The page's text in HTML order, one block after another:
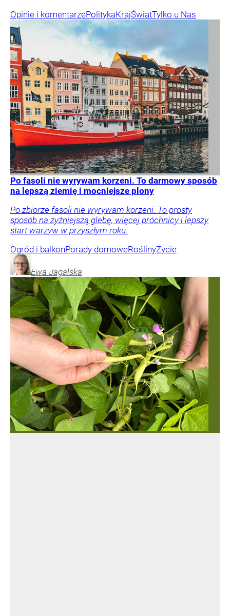
Opinie i komentarzePolitykaKrajŚwiatTylko u Nas
Po fasoli nie wyrywam korzeni. To darmowy sposób
na lepszą ziemię i mocniejsze plony
Po zbiorze fasoli nie wyrywam korzeni. To prosty
sposób na żyźniejszą glebę, więcej próchnicy i lepszy
start warzyw w przyszłym roku.
Ogród i balkonPorady domoweRoślinyŻycie
Ewa Jagalska